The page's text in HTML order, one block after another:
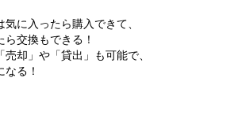
却」や「貸出」も可能で、
る！
に入ったら購入できて、
交換もできる！